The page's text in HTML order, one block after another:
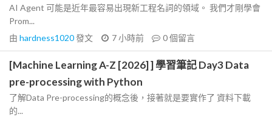
AI Agent 可能是近年最容易出現新工程名詞的領域。 我們才剛學會
Prom...
由 hardness1020發文 7 小時前 0個留言
[Machine Learning A-Z [2026] ] 學習筆記 Day3 Data
pre-processing with Python
了解Data Pre-processing的概念後，接著就是要實作了 資料下載
的...